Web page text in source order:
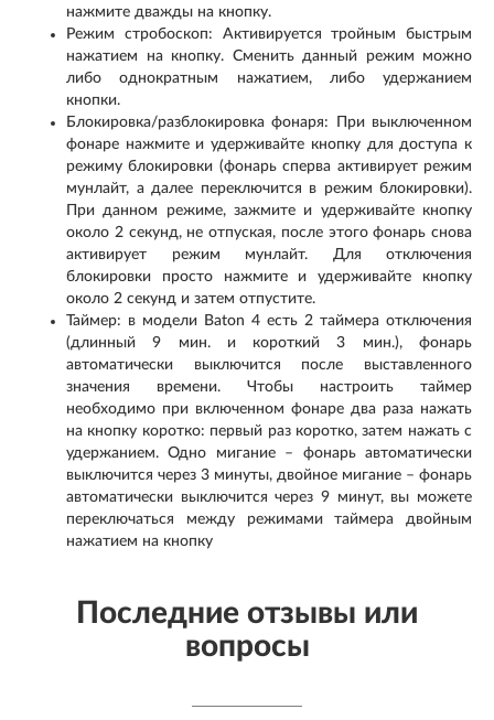
нажмите дважды на кнопку.
Режим стробоскоп: Активируется тройным быстрым
нажатием на кнопку. Сменить данный режим можно
либо однократным нажатием, либо удержанием
кнопки.
Блокировка/разблокировка фонаря: При выключенном
фонаре нажмите и удерживайте кнопку для доступа к
режиму блокировки (фонарь сперва активирует режим
мунлайт, а далее переключится в режим блокировки).
При данном режиме, зажмите и удерживайте кнопку
около 2 секунд, не отпуская, после этого фонарь снова
активирует режим мунлайт. Для отключения
блокировки просто нажмите и удерживайте кнопку
около 2 секунд и затем отпустите.
Таймер: в модели Baton 4 есть 2 таймера отключения
(длинный 9 мин. и короткий 3 мин.), фонарь
автоматически выключится после выставленного
значения времени. Чтобы настроить таймер
необходимо при включенном фонаре два раза нажать
на кнопку коротко: первый раз коротко, затем нажать с
удержанием. Одно мигание – фонарь автоматически
выключится через 3 минуты, двойное мигание – фонарь
автоматически выключится через 9 минут, вы можете
переключаться между режимами таймера двойным
нажатием на кнопку
Последние отзывы или
вопросы